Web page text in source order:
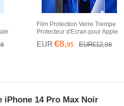
Film Protection Verre Trempe
Protecteur d'Ecran pour Apple
iPhone 14 Pro Max Clair
EUR €8,95 EUR€12,98
iPhone 14 Pro Max Noir